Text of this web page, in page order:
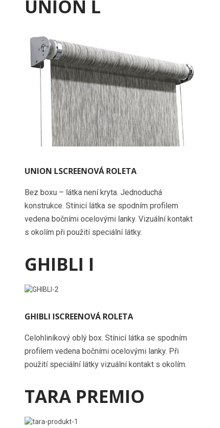
UNION L
UNION LSCREENOVÁ ROLETA
Bez boxu – látka není kryta. Jednoduchá
konstrukce. Stínicí látka se spodním profilem
vedena bočními ocelovými lanky. Vizuální kontakt
s okolím při použití speciální látky.
GHIBLI I
GHIBLI ISCREENOVÁ ROLETA
Celohliníkový oblý box. Stínicí látka se spodním
profilem vedena bočními ocelovými lanky. Při
použití speciální látky vizuální kontakt s okolím.
TARA PREMIO